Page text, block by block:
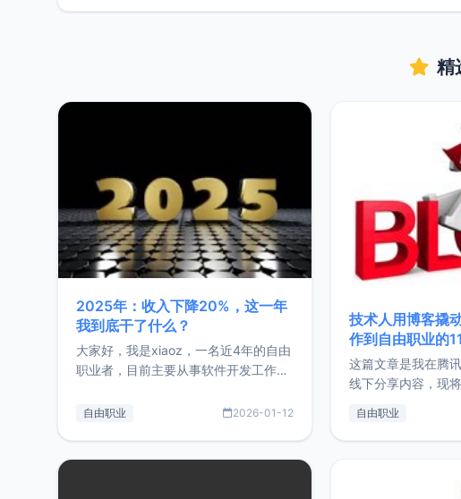
精
2025年：收入下降20%，这一年
我到底干了什么？
大家好，我是xiaoz，一名近4年的自由
职业者，目前主要从事软件开发工作。
的总结，内容主要包括：工作、学习、
自由职业 2026-01-12
技术人用博客撬
作到自由职业的
这篇文章是我在腾
线下分享内容，现
版，分享了写博客
通过博客过渡到做
的一个小故事。文
自由职业